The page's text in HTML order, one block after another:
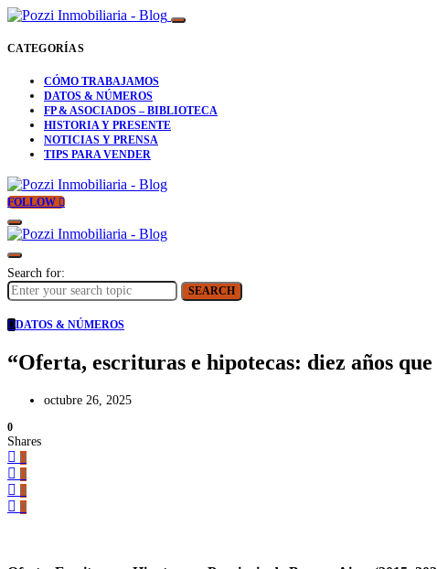
CATEGORÍAS
CÓMO TRABAJAMOS
DATOS & NÚMEROS
FP & ASOCIADOS – BIBLIOTECA
HISTORIA Y PRESENTE
NOTICIAS Y PRENSA
TIPS PARA VENDER
FOLLOW
Search for:
SEARCH
DDATOS & NÚMEROS
“Oferta, escrituras e hipotecas: diez años
octubre 26, 2025
0
Shares
0
0
0
0